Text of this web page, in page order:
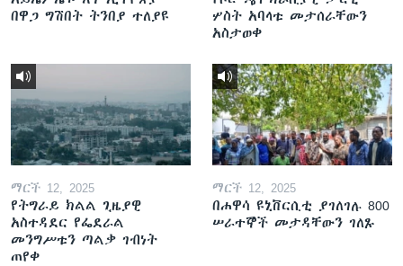
በዋጋ ግሽበት ትንበያ ተለያዩ
ሦስት አባላቱ መታሰራቸውን
አስታወቀ
ማርች 12, 2025
የትግራይ ክልል ጊዜያዊ
አስተዳደር የፌደራል
መንግሥቱን ጣልቃ ገብነት
ጠየቀ
ማርች 12, 2025
በሐዋሳ ዩኒቨርሲቲ ያገለገሉ 800
ሠራተኞች መታዳቸውን ገለጹ